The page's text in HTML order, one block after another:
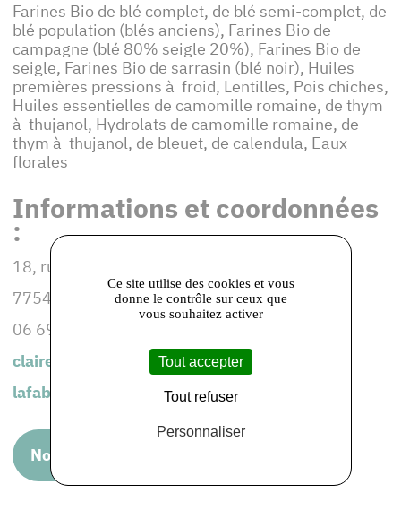
Farines Bio de blé complet, de blé semi-complet, de
blé population (blés anciens), Farines Bio de
campagne (blé 80% seigle 20%), Farines Bio de
seigle, Farines Bio de sarrasin (blé noir), Huiles
premières pressions à froid, Lentilles, Pois chiches,
Huiles essentielles de camomille romaine, de thym
à thujanol, Hydrolats de camomille romaine, de
thym à thujanol, de bleuet, de calendula, Eaux
florales
Informations et coordonnées
:
18, rue de Carrouge
77540 LUMIGNY-NESLES-ORMEAUX
06 69 37 07 51
claire.bertrand17@gmail.com
lafabriquevegetale.fr
Nous rendre visite
Ce site utilise des cookies et vous
donne le contrôle sur ceux que
vous souhaitez activer
Tout accepter
Tout refuser
Personnaliser